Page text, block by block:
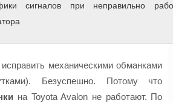
сигналов при неправильно
механическими обманками
Безуспешно. Потому что
на Toyota Avalon не работают. По